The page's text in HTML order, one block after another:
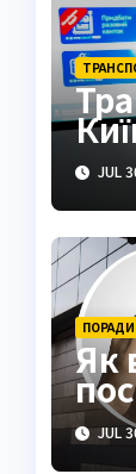
JUL
ПОРАДИ
Як
JUL